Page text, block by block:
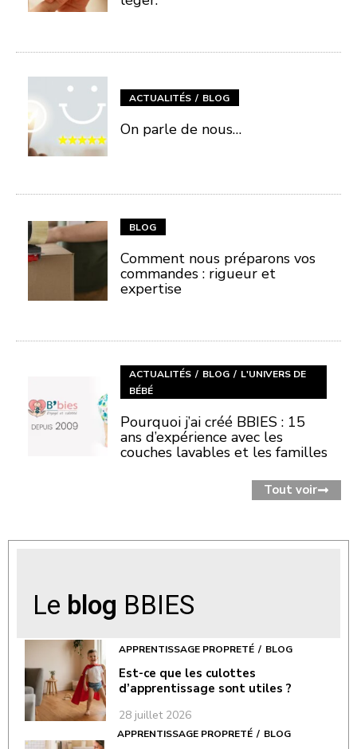
ACTUALITÉS BLOG
On parle de nous…
BLOG
Comment nous préparons vos
commandes : rigueur et
expertise
ACTUALITÉS BLOG
L'UNIVERS DE
BÉBÉ
Pourquoi j’ai créé BBIES : 15
ans d’expérience avec les
couches lavables et les familles
Tout voir
Le blog BBIES
APPRENTISSAGE PROPRETÉ BLOG
Est-ce que les culottes
d’apprentissage sont utiles ?
28 juillet 2026
APPRENTISSAGE PROPRETÉ BLOG